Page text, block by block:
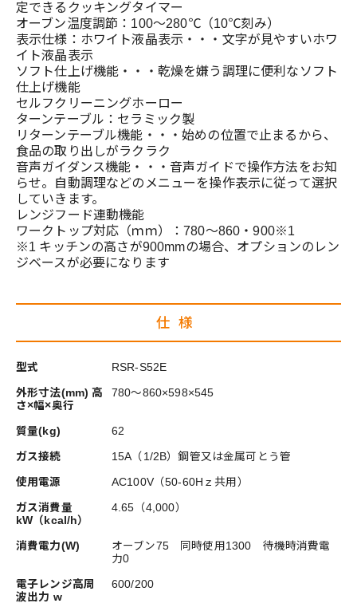
定できるクッキングタイマー
オーブン温度調節：100～280℃（10℃刻み）
表示仕様：ホワイト液晶表示・・・文字が見やすいホワ
イト液晶表示
ソフト仕上げ機能・・・乾燥を嫌う調理に便利なソフト
仕上げ機能
セルフクリーニングホーロー
ターンテーブル：セラミック製
リターンテーブル機能・・・始めの位置で止まるから、
食品の取り出しがラクラク
音声ガイダンス機能・・・音声ガイドで操作方法をお知
らせ。自動調理などのメニューを操作表示に従って選択
していきます。
レンジフード連動機能
ワークトップ対応（ｍｍ）：780～860・900※1
※1 キッチンの高さが900mmの場合、オプションのレン
ジベースが必要になります
仕様
型式 RSR-S52E
外形寸法(mm) 高
さ×幅×奥行
780～860×598×545
質量(kg) 62
ガス接続 15A（1/2B）鋼管又は金属可とう管
使用電源 AC100V（50-60Hｚ共用）
ガス消費量
kW（kcal/h）
4.65（4,000）
消費電力(W)
オーブン75 同時使用1300 待機時消費電
力0
電子レンジ高周
波出力 w
600/200